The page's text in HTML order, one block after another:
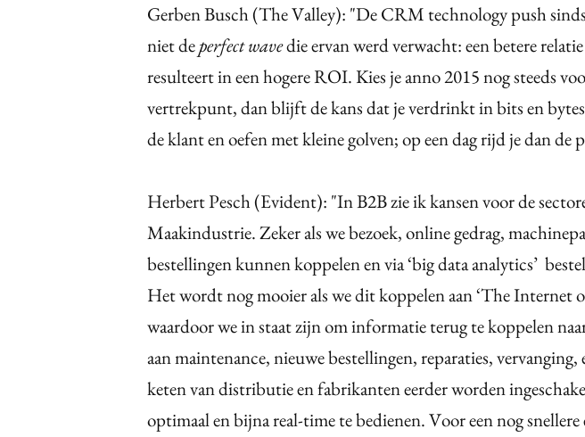
Gerben Busch (The Valley): "De CRM technology push
niet deperfect wavedie ervan werd verwacht: een betere
resulteert in een hogere ROI. Kies je anno 2015 nog steeds
vertrekpunt, dan blijft de kans dat je verdrinkt in bits en
de klant en oefen met kleine golven; op een dag rijd je dan de
Herbert Pesch (Evident): "In B2B zie ik kansen voor de
Maakindustrie. Zeker als we bezoek, online gedrag,
bestellingen kunnen koppelen en via ‘big data analytics’
Het wordt nog mooier als we dit koppelen aan ‘The Internet
waardoor we in staat zijn om informatie terug te koppelen
aan maintenance, nieuwe bestellingen, reparaties,
keten van distributie en fabrikanten eerder worden
optimaal en bijna real-time te bedienen. Voor een nog snellere